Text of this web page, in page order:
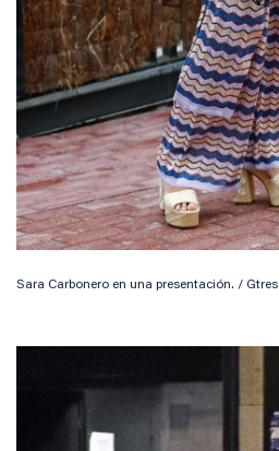
Sara Carbonero en una presentación. / Gtres